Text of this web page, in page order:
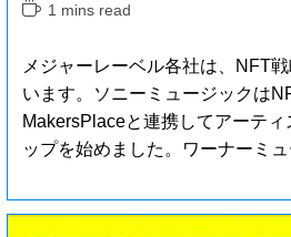
1 mins read
メジャーレーベル各社は、NFT
います。ソニーミュージックは
MakersPlaceと連携してアーテ
ップを始めました。ワーナーミ